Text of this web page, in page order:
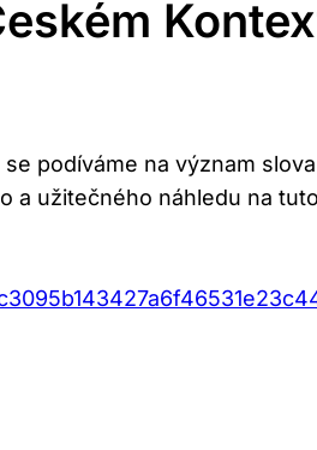
podíváme na význam slova
a užitečného náhledu na tuto